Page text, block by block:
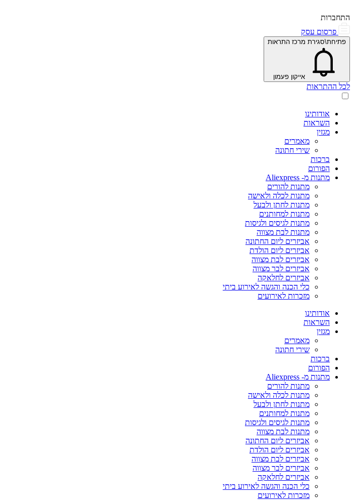
התחברות
פרסום עסק
פתיחת\סגירת מרכז התראות
אייקון פעמון
לכל ההתראות
אודותינו
השראות
מגזין
מאמרים
שירי חתונה
ברכות
הפורום
מתנות מ- Aliexpress
מתנות להורים
מתנות לכלה ולאישה
מתנות לחתן ולבעל
מתנות למחותנים
מתנות לגיסים ולגיסות
מתנות לבת מצווה
אביזרים ליום החתונה
אביזרים ליום הולדת
אביזרים לבת מצווה
אביזרים לבר מצווה
אביזרים לחלאקה
כלי הכנה והגשה לאירוע ביתי
מזכרות לאירועים
אודותינו
השראות
מגזין
מאמרים
שירי חתונה
ברכות
הפורום
מתנות מ- Aliexpress
מתנות להורים
מתנות לכלה ולאישה
מתנות לחתן ולבעל
מתנות למחותנים
מתנות לגיסים ולגיסות
מתנות לבת מצווה
אביזרים ליום החתונה
אביזרים ליום הולדת
אביזרים לבת מצווה
אביזרים לבר מצווה
אביזרים לחלאקה
כלי הכנה והגשה לאירוע ביתי
מזכרות לאירועים